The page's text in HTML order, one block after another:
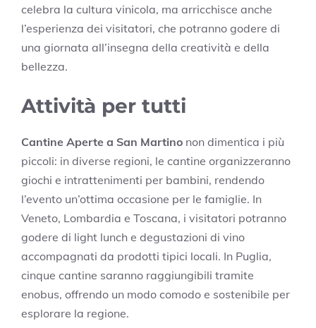
celebra la cultura vinicola, ma arricchisce anche
l’esperienza dei visitatori, che potranno godere di
una giornata all’insegna della creatività e della
bellezza.
Attività per tutti
Cantine Aperte a San Martino non dimentica i più
piccoli: in diverse regioni, le cantine organizzeranno
giochi e intrattenimenti per bambini, rendendo
l’evento un’ottima occasione per le famiglie. In
Veneto, Lombardia e Toscana, i visitatori potranno
godere di light lunch e degustazioni di vino
accompagnati da prodotti tipici locali. In Puglia,
cinque cantine saranno raggiungibili tramite
enobus, offrendo un modo comodo e sostenibile per
esplorare la regione.